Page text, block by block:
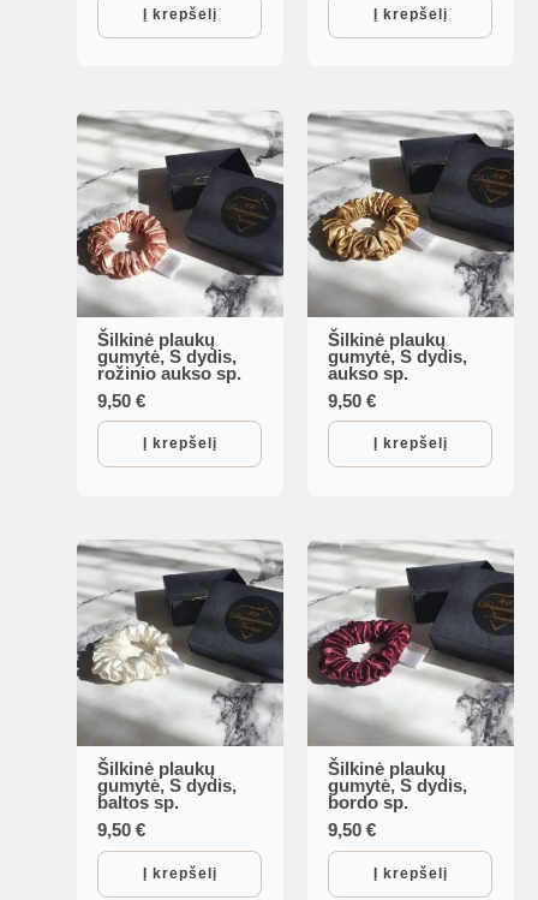
Į krepšelį Į krepšelį
Šilkinė plaukų
gumytė, S dydis,
rožinio aukso sp.
9,50€
Į krepšelį
Šilkinė plaukų
gumytė, S dydis,
aukso sp.
9,50€
Į krepšelį
Šilkinė plaukų
gumytė, S dydis,
baltos sp.
9,50€
Į krepšelį
Šilkinė plaukų
gumytė, S dydis,
bordo sp.
9,50€
Į krepšelį